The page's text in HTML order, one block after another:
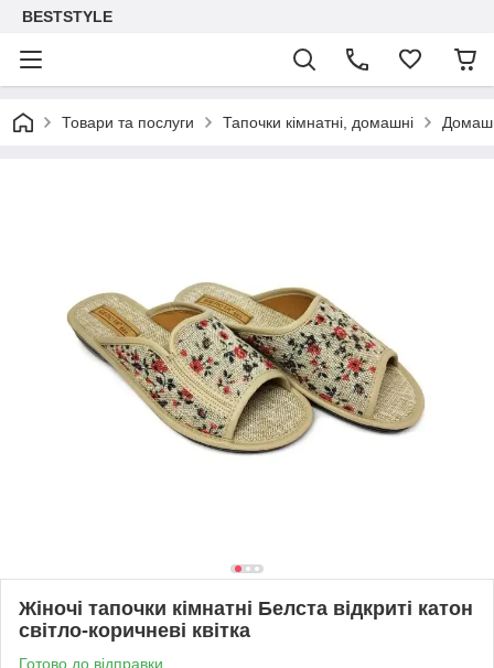
BESTSTYLE
Товари та послуги Тапочки кімнатні, домашні
Жіночі тапочки кімнатні Белста відкриті катон
світло-коричневі квітка
Готово до відправки